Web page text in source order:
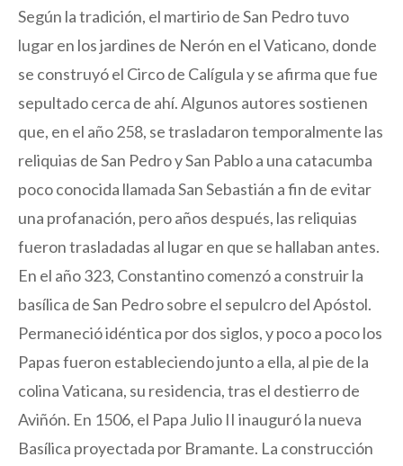
Según la tradición, el martirio de San Pedro tuvo
lugar en los jardines de Nerón en el Vaticano, donde
se construyó el Circo de Calígula y se afirma que fue
sepultado cerca de ahí. Algunos autores sostienen
que, en el año 258, se trasladaron temporalmente las
reliquias de San Pedro y San Pablo a una catacumba
poco conocida llamada San Sebastián a fin de evitar
una profanación, pero años después, las reliquias
fueron trasladadas al lugar en que se hallaban antes.
En el año 323, Constantino comenzó a construir la
basílica de San Pedro sobre el sepulcro del Apóstol.
Permaneció idéntica por dos siglos, y poco a poco los
Papas fueron estableciendo junto a ella, al pie de la
colina Vaticana, su residencia, tras el destierro de
Aviñón. En 1506, el Papa Julio II inauguró la nueva
Basílica proyectada por Bramante. La construcción